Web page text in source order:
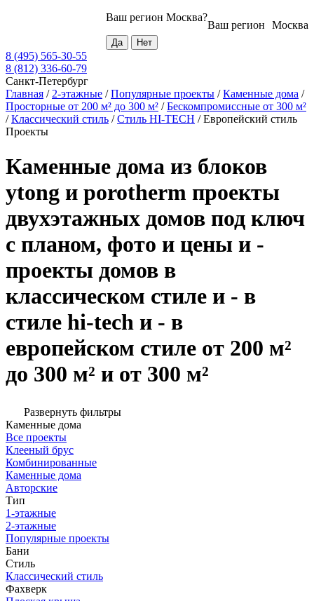
Москва
Ваш регион
Ваш регион Москва?
8 (495) 565-30-55
8 (812) 336-60-79
Санкт-Петербург
Главная / 2-этажные /Популярные проекты /Каменные дома /
Просторные от 200 м² до 300 м² /Бескомпромиссные от 300 м²
/Классический стиль /Стиль HI-TECH /Европейский стиль
Проекты
Каменные дома из блоков
ytong и porotherm проекты
двухэтажных домов под ключ
с планом, фото и цены и -
проекты домов в
классическом стиле и - в
стиле hi-tech и - в
европейском стиле от 200 м²
до 300 м² и от 300 м²
Развернуть фильтры
Каменные дома
Все проекты
Клееный брус
Комбинированные
Каменные дома
Авторские
Тип
1-этажные
2-этажные
Популярные проекты
Бани
Стиль
Классический стиль
Фахверк